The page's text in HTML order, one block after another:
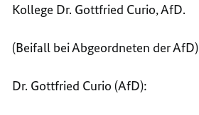
Kollege Dr. Gottfried Curio, AfD.
(Beifall bei Abgeordneten der AfD)
Dr. Gottfried Curio (AfD):